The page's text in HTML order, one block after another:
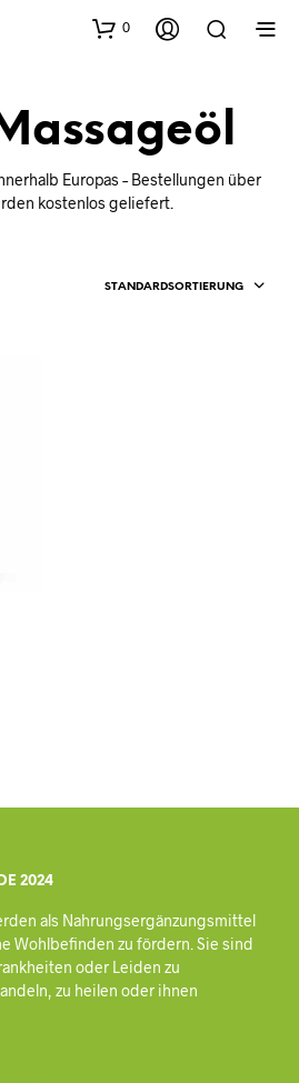
0
Europas – Bestellungen über
kostenlos geliefert.
STANDARDSORTIERUNG
2024
als Nahrungsergänzungsmittel
Wohlbefinden zu fördern. Sie sind
oder Leiden zu
zu heilen oder ihnen